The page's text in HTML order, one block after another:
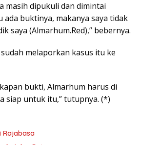
masih dipukuli dan dimintai
buktinya, makanya saya tidak
saya (Almarhum.Red),” bebernya.
melaporkan kasus itu ke
bukti, Almarhum harus di
siap untuk itu,” tutupnya. (*)
Rajabasa